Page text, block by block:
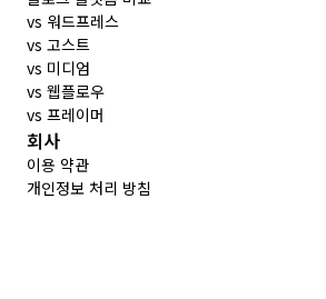
vs 워드프레스
vs 고스트
vs 미디엄
vs 웹플로우
vs 프레이머
회사
이용 약관
개인정보 처리 방침